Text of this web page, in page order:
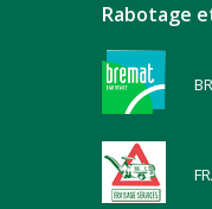
Rabotage